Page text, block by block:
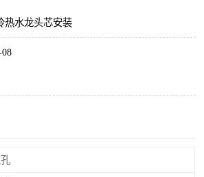
热水龙头芯安装
08